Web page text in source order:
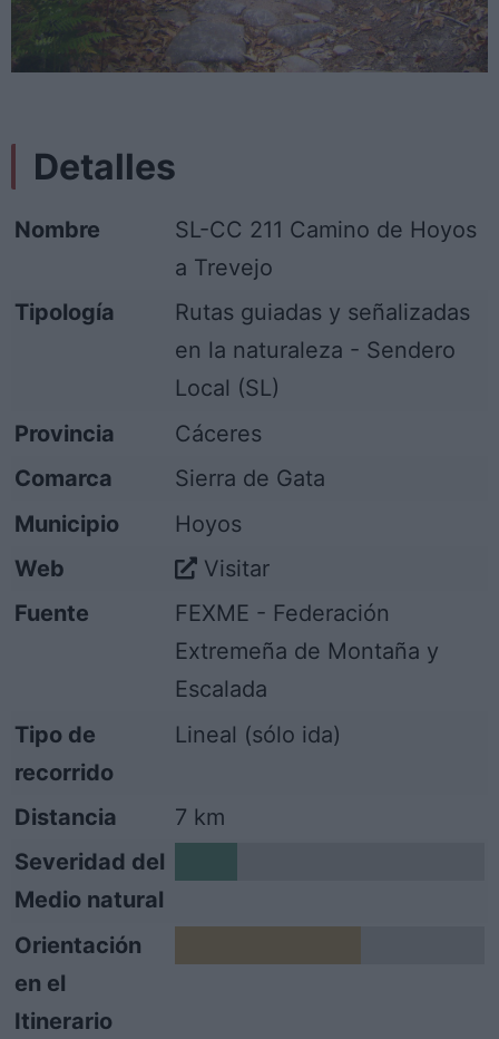
Detalles
Nombre
SL-CC 211 Camino de Hoyos
a Trevejo
Tipología
Rutas guiadas y señalizadas
en la naturaleza - Sendero
Local (SL)
Provincia
Cáceres
Comarca
Sierra de Gata
Municipio
Hoyos
Web
Visitar
Fuente
FEXME - Federación
Extremeña de Montaña y
Escalada
Tipo de
recorrido
Lineal (sólo ida)
Distancia
7 km
Severidad del
Medio natural
Orientación
en el
Itinerario